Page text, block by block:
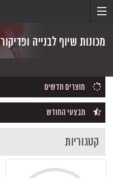
מכונות שיוף לבנייה ופדיקור
מוצרים חדשים
מבצעי החודש
קטגוריות